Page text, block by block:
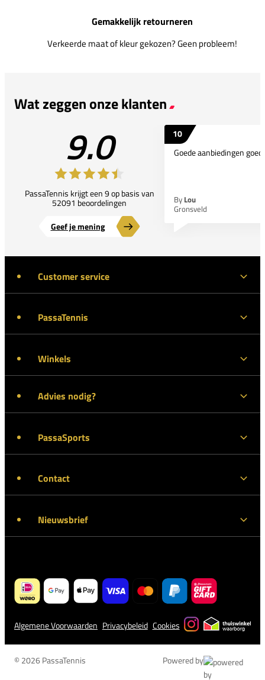
Gemakkelijk retourneren
Verkeerde maat of kleur gekozen? Geen probleem!
Wat zeggen onze klanten
9.0
PassaTennis krijgt een 9 op basis van
52091 beoordelingen
Geef je mening
10
Goede aanbiedingen
By Lou
Gronsveld
Customer service
PassaTennis
Winkels
Advies nodig?
PassaSports
Contact
Nieuwsbrief
Algemene Voorwaarden Privacybeleid Cookies
© 2026 PassaTennis Powered by